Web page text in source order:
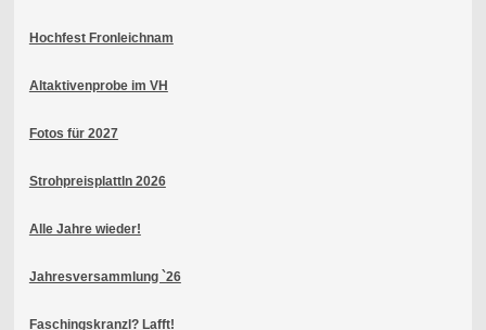
Hochfest Fronleichnam
Altaktivenprobe im VH
Fotos für 2027
Strohpreisplattln 2026
Alle Jahre wieder!
Jahresversammlung `26
Faschingskranzl? Lafft!